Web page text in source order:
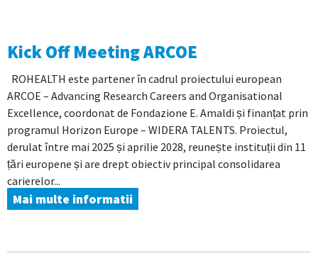
Kick Off Meeting ARCOE
ROHEALTH este partener în cadrul proiectului european
ARCOE – Advancing Research Careers and Organisational
Excellence, coordonat de Fondazione E. Amaldi și finanțat prin
programul Horizon Europe – WIDERA TALENTS. Proiectul,
derulat între mai 2025 și aprilie 2028, reunește instituții din 11
țări europene și are drept obiectiv principal consolidarea
carierelor...
Mai multe informatii